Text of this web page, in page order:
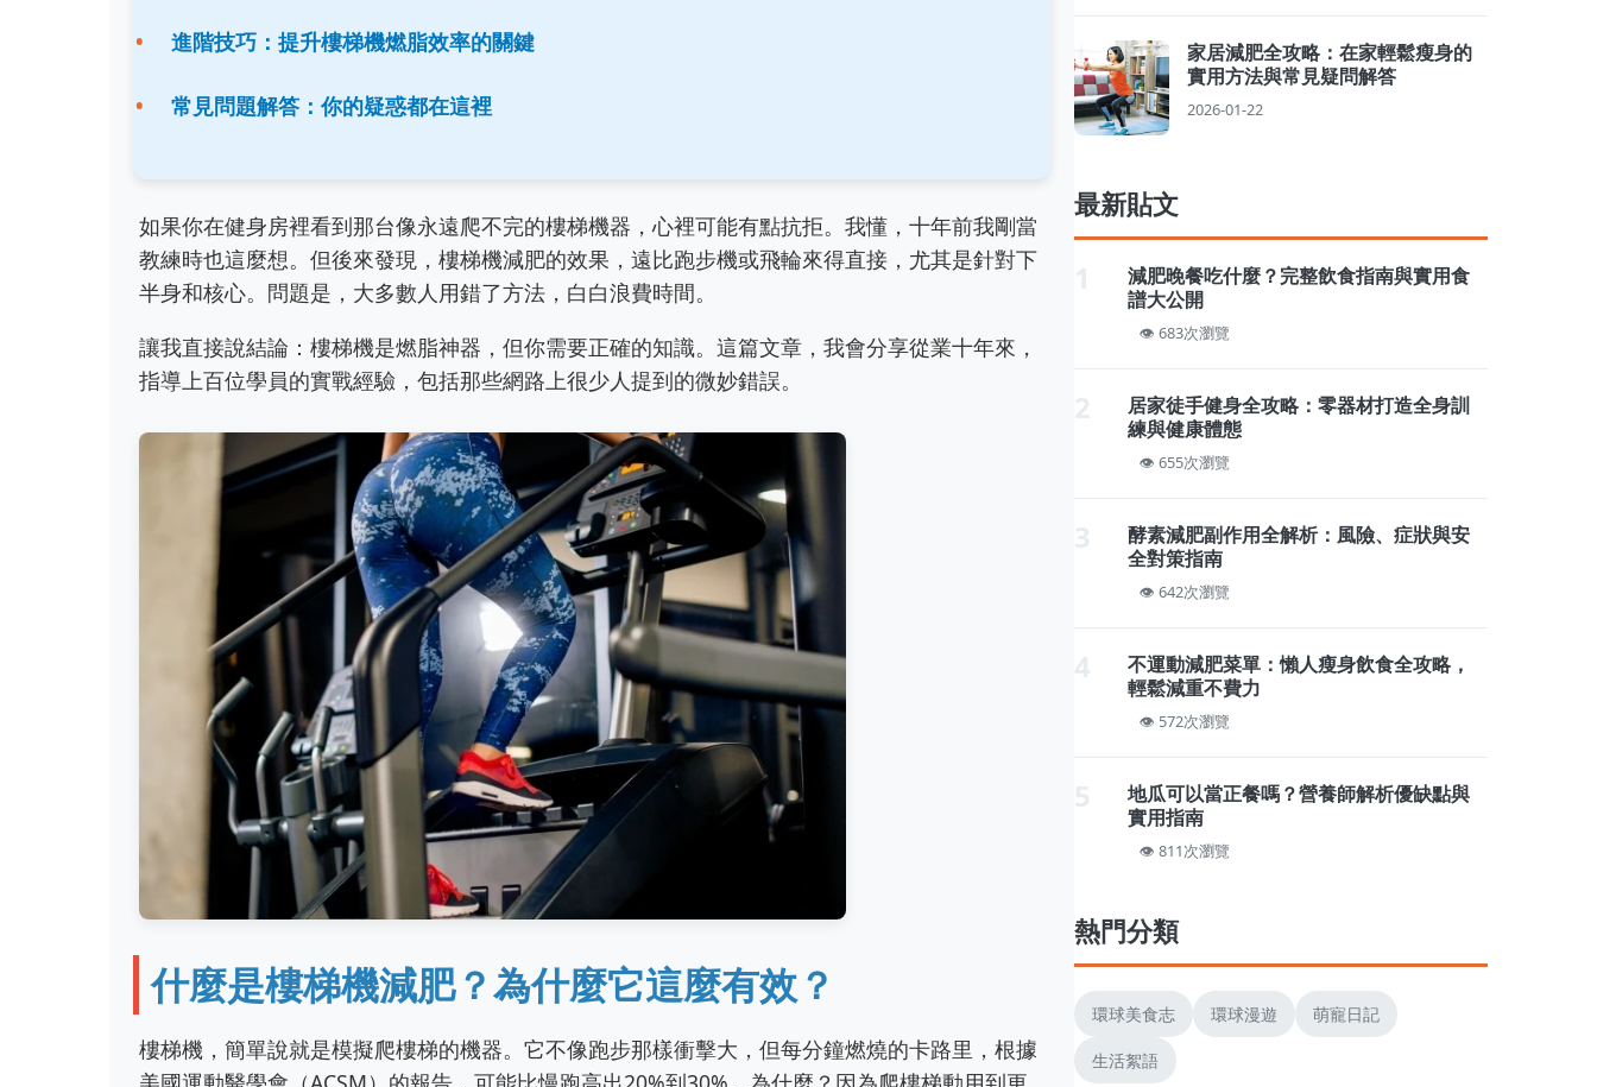
進階技巧：提升樓梯機燃脂效率的關鍵
常見問題解答：你的疑惑都在這裡
如果你在健身房裡看到那台像永遠爬不完的樓梯機器，心裡可能有點抗拒。我懂，十年前我剛當
教練時也這麼想。但後來發現，樓梯機減肥的效果，遠比跑步機或飛輪來得直接，尤其是針對下
半身和核心。問題是，大多數人用錯了方法，白白浪費時間。
讓我直接說結論：樓梯機是燃脂神器，但你需要正確的知識。這篇文章，我會分享從業十年來，
指導上百位學員的實戰經驗，包括那些網路上很少人提到的微妙錯誤。
什麼是樓梯機減肥？為什麼它這麼有效？
樓梯機，簡單說就是模擬爬樓梯的機器。它不像跑步那樣衝擊大，但每分鐘燃燒的卡路里，根據
家居減肥全攻略：在家輕鬆瘦身的
實用方法與常見疑問解答
2026-01-22
最新貼文
減肥晚餐吃什麼？完整飲食指南與實用食
譜大公開
683次瀏覽
居家徒手健身全攻略：零器材打造全身訓
練與健康體態
655次瀏覽
酵素減肥副作用全解析：風險、症狀與安
全對策指南
642次瀏覽
不運動減肥菜單：懶人瘦身飲食全攻略，
輕鬆減重不費力
572次瀏覽
地瓜可以當正餐嗎？營養師解析優缺點與
實用指南
811次瀏覽
熱門分類
環球美食志 環球漫遊 萌寵日記
生活絮語